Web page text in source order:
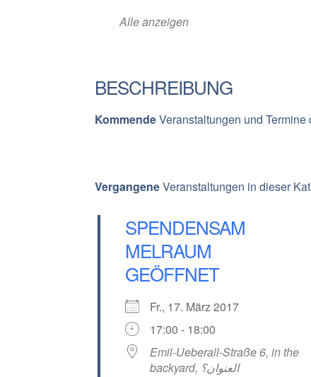
Alle anzeigen
BESCHREIBUNG
KommendeVeranstaltungen und Termine
VergangeneVeranstaltungen in dieser
SPENDENSAM
MELRAUM
GEÖFFNET
Fr., 17. März 2017
17:00 - 18:00
Emil-Ueberall-Straße 6, in the
backyard, العنوان؟